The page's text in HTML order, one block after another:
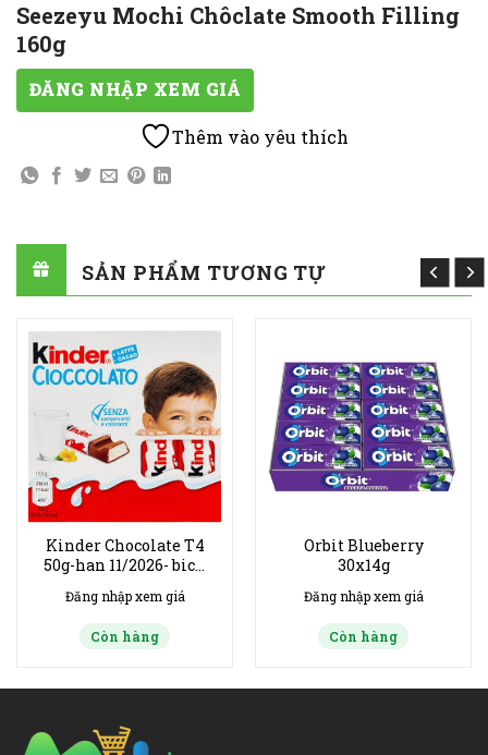
Seezeyu Mochi Chôclate Smooth Filling
160g
ĐĂNG NHẬP XEM GIÁ
Thêm vào yêu thích
SẢN PHẨM TƯƠNG TỰ
Kinder Chocolate T4
50g-han 11/2026- bich
Đăng nhập xem giá
Còn hàng
Orbit Blueberry
30x14g
Đăng nhập xem giá
Còn hàng